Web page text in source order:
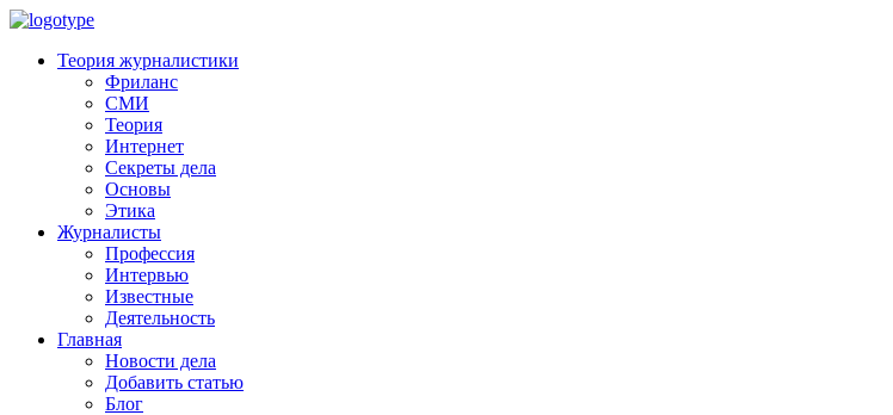
Теория журналистики
Фриланс
СМИ
Теория
Интернет
Секреты дела
Основы
Этика
Журналисты
Профессия
Интервью
Известные
Деятельность
Главная
Новости дела
Добавить статью
Блог